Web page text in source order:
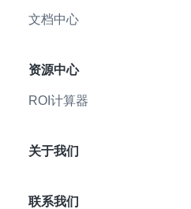
文档中心
资源中心
ROI计算器
关于我们
联系我们